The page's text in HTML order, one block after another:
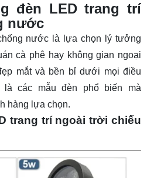
trang trí ngoài trời chống
nhôm ngoài trời
trang trí ngoài trời
gắn tường ngoài trời
ngoài trời âm nước, hồ
trời 10m
đèn LED trang trí
nước
nước là lựa chọn lý tưởng
cà phê hay không gian ngoại
mắt và bền bỉ dưới mọi điều
các mẫu đèn phổ biến mà
hàng lựa chọn.
trang trí ngoài trời chiếu